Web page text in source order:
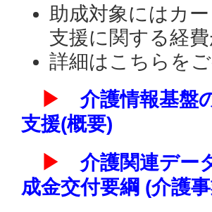
助成対象にはカ
支援に関する経
詳細はこちらを
▶
介護情報基盤
支援(概要)
▶
介護関連デー
成金交付要綱 (介護